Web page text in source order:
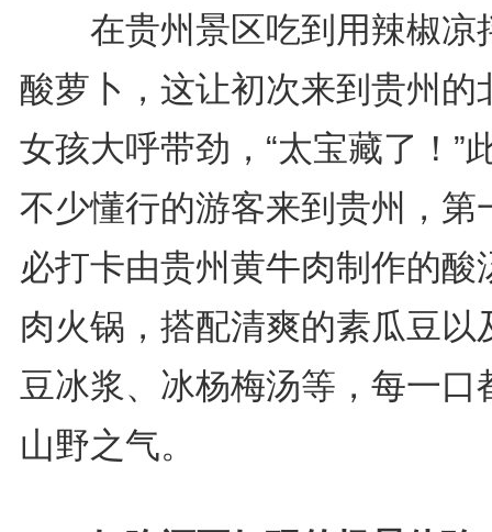
在贵州景区吃到用辣椒凉
酸萝卜，这让初次来到贵州的
女孩大呼带劲，“太宝藏了！”
不少懂行的游客来到贵州，第
必打卡由贵州黄牛肉制作的酸
肉火锅，搭配清爽的素瓜豆以
豆冰浆、冰杨梅汤等，每一口
山野之气。